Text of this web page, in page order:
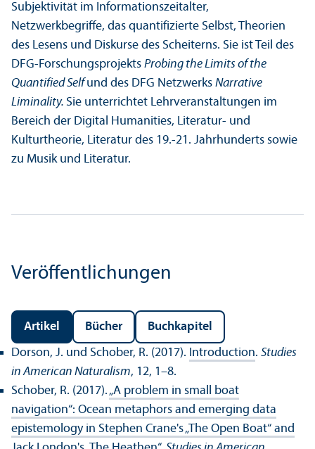
Subjektivität im Informations­zeitalter,
Netzwerkbegriffe, das quanti­fizierte Selbst, Theorien
des Lesens und Diskurse des Scheiterns. Sie ist Teil des
DFG-Forschungs­projekts Probing the Limits of the
Quanti­fied Selfund des DFG Netzwerks Narrative
Liminality. Sie unter­richtet Lehr­veranstaltungen im
Bereich der Digital Humanities, Literatur- und
Kulturtheorie, Literatur des 19.-21. Jahrhunderts sowie
zu Musik und Literatur.
Veröffentlichungen
Artikel Bücher
Buchkapitel
Dorson, J. und Schober, R. (2017). Introduction. Studies
in American Naturalism, 12, 1–8.
Schober, R. (2017).„A problem in small boat
navigation“: Ocean metaphors and emerging data
epistemology in Stephen Crane's „The Open Boat“ and